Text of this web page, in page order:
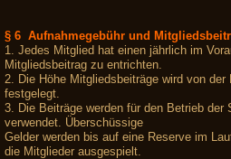
§ 6 Aufnahmegebühr und
1. Jedes Mitglied hat einen jährlich im
Mitgliedsbeitrag zu entrichten.
2. Die Höhe Mitgliedsbeiträge wird von der
festgelegt.
3. Die Beiträge werden für den Betrieb der
verwendet. Überschüssige
Gelder werden bis auf eine Reserve im
die Mitglieder ausgespielt.